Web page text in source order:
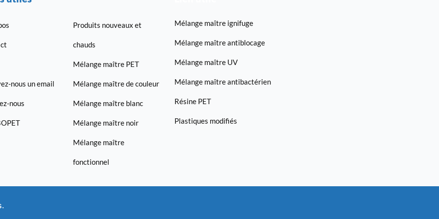
nous un email
nous
Produits nouveaux et
chauds
Mélange maître PET
Mélange maître de couleur
Mélange maître blanc
Mélange maître noir
Mélange maître
fonctionnel
Mélange maître ignifuge
Mélange maître antiblocage
Mélange maître UV
Mélange maître antibactérien
Résine PET
Plastiques modifiés